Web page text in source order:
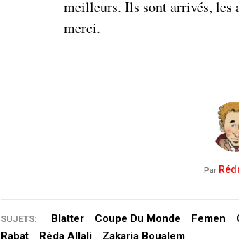
meilleurs. Ils sont arrivés, les
merci.
Par
SUJETS: Blatter Coupe Du Monde Femen
Rabat
Réda Allali Zakaria Boualem